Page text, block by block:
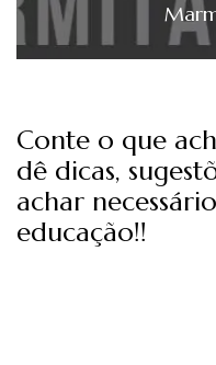
Conte o que
dê dicas,
achar
educação!!